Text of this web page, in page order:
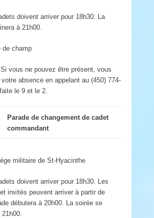
doivent arriver pour 18h30. La
à 21h00.
de champ
vous ne pouvez être présent, vous
absence en appelant au (450) 774-
le 9 et le 2.
Parade de changement de cadet
commandant
militaire de St-Hyacinthe
doivent arriver pour 18h30. Les
invités peuvent arriver à partir de
débutera à 20h00. La soirée se